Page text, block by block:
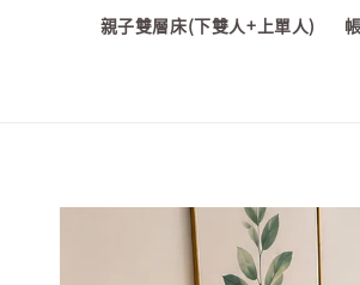
親子雙層床(下雙人+上單人)